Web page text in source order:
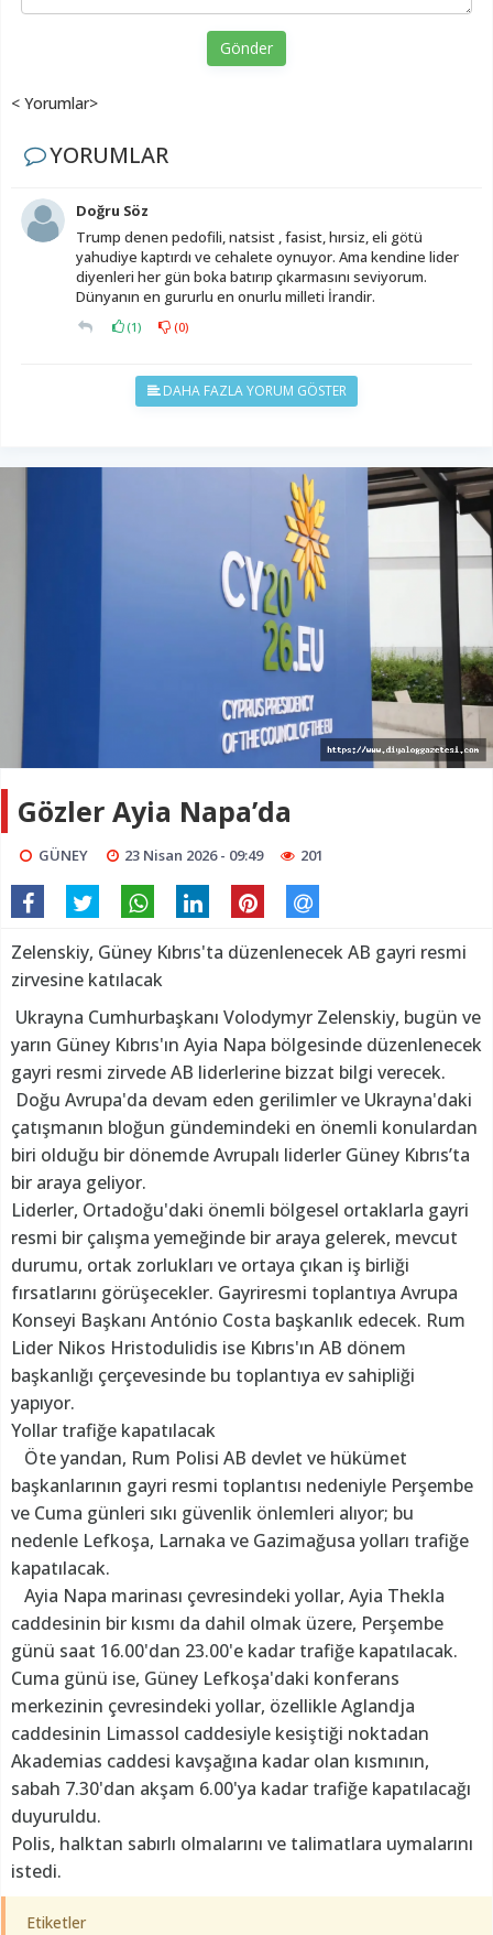
Gönder
< Yorumlar>
YORUMLAR
Doğru Söz
Trump denen pedofili, natsist , fasist, hırsiz, eli götü
yahudiye kaptırdı ve cehalete oynuyor. Ama kendine lider
diyenleri her gün boka batırıp çıkarmasını seviyorum.
Dünyanın en gururlu en onurlu milleti İrandir.
(1) (0)
DAHA FAZLA YORUM GÖSTER
Gözler Ayia Napa’da
GÜNEY 23 Nisan 2026 - 09:49 201
Zelenskiy, Güney Kıbrıs'ta düzenlenecek AB gayri resmi
zirvesine katılacak
Ukrayna Cumhurbaşkanı Volodymyr Zelenskiy, bugün ve
yarın Güney Kıbrıs'ın Ayia Napa bölgesinde düzenlenecek
gayri resmi zirvede AB liderlerine bizzat bilgi verecek.
Doğu Avrupa'da devam eden gerilimler ve Ukrayna'daki
çatışmanın bloğun gündemindeki en önemli konulardan
biri olduğu bir dönemde Avrupalı liderler Güney Kıbrıs’ta
bir araya geliyor.
Liderler, Ortadoğu'daki önemli bölgesel ortaklarla gayri
resmi bir çalışma yemeğinde bir araya gelerek, mevcut
durumu, ortak zorlukları ve ortaya çıkan iş birliği
fırsatlarını görüşecekler. Gayriresmi toplantıya Avrupa
Konseyi Başkanı António Costa başkanlık edecek. Rum
Lider Nikos Hristodulidis ise Kıbrıs'ın AB dönem
başkanlığı çerçevesinde bu toplantıya ev sahipliği
yapıyor.
Yollar trafiğe kapatılacak
Öte yandan, Rum Polisi AB devlet ve hükümet
başkanlarının gayri resmi toplantısı nedeniyle Perşembe
ve Cuma günleri sıkı güvenlik önlemleri alıyor; bu
nedenle Lefkoşa, Larnaka ve Gazimağusa yolları trafiğe
kapatılacak.
Ayia Napa marinası çevresindeki yollar, Ayia Thekla
caddesinin bir kısmı da dahil olmak üzere, Perşembe
günü saat 16.00'dan 23.00'e kadar trafiğe kapatılacak.
Cuma günü ise, Güney Lefkoşa'daki konferans
merkezinin çevresindeki yollar, özellikle Aglandja
caddesinin Limassol caddesiyle kesiştiği noktadan
Akademias caddesi kavşağına kadar olan kısmının,
sabah 7.30'dan akşam 6.00'ya kadar trafiğe kapatılacağı
duyuruldu.
Polis, halktan sabırlı olmalarını ve talimatlara uymalarını
istedi.
Etiketler